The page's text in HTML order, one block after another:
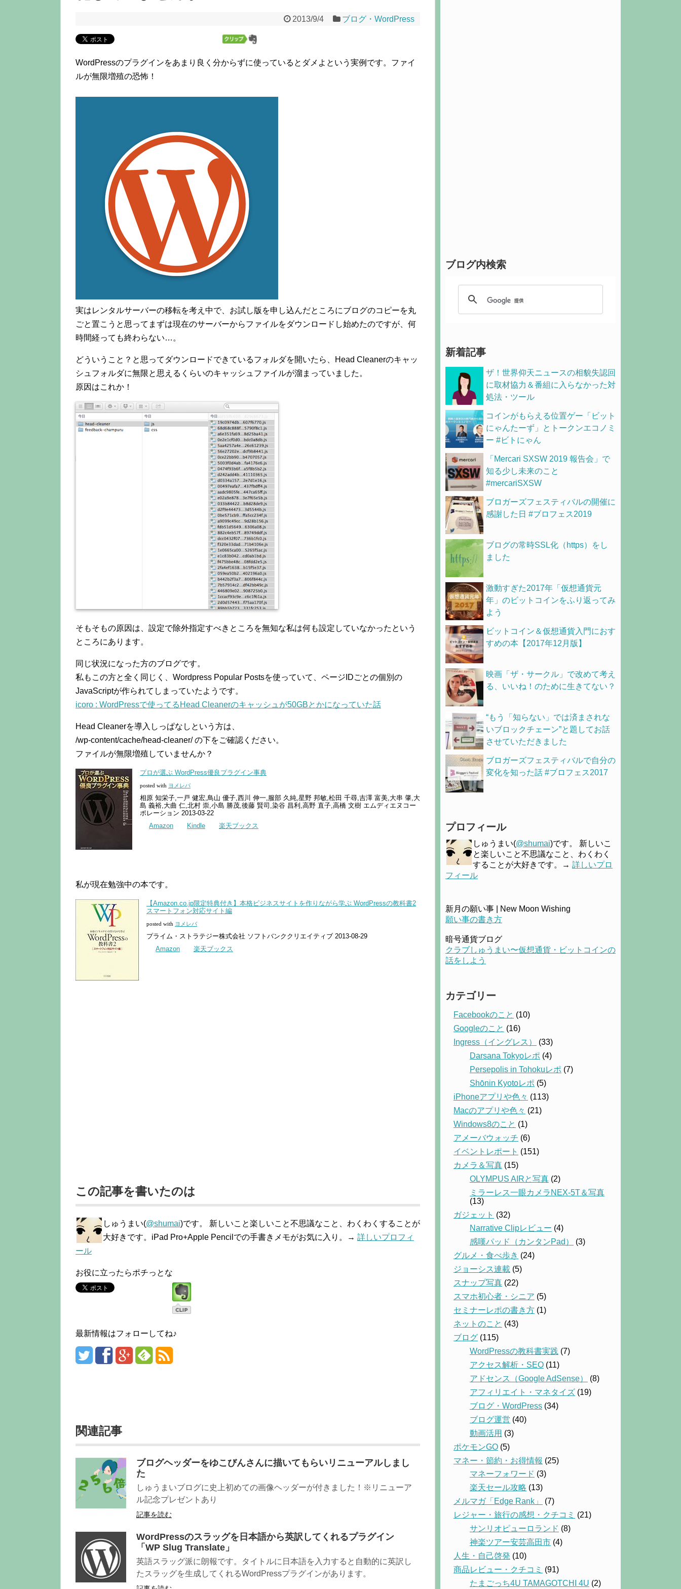
2013/9/4 ブログ・WordPress
WordPressのプラグインをあまり良く分からずに使っているとダメよという実例です。ファイ
ルが無限増殖の恐怖！
実はレンタルサーバーの移転を考え中で、お試し版を申し込んだところにブログのコピーを丸
ごと置こうと思ってまずは現在のサーバーからファイルをダウンロードし始めたのですが、何
時間経っても終わらない…。
どういうこと？と思ってダウンロードできているフォルダを開いたら、Head Cleanerのキャッ
シュフォルダに無限と思えるくらいのキャッシュファイルが溜まっていました。
原因はこれか！
そもそもの原因は、設定で除外指定すべきところを無知な私は何も設定していなかったという
ところにあります。
同じ状況になった方のブログです。
私もこの方と全く同じく、Wordpress Popular Postsを使っていて、ページIDごとの個別の
JavaScriptが作られてしまっていたようです。
icoro : WordPressで使ってるHead Cleanerのキャッシュが50GBとかになっていた話
Head Cleanerを導入しっぱなしという方は、
/wp-content/cache/head-cleaner/ の下をご確認ください。
ファイルが無限増殖していませんか？
プロが選ぶ WordPress優良プラグイン事典
posted with ヨメレバ
相原 知栄子,一戸 健宏,鳥山 優子,西川 伸一,服部 久純,星野 邦敏,松田 千尋,吉澤 富美,大串 肇,大
島 義裕,大曲 仁,北村 崇,小島 勝茂,後藤 賢司,染谷 昌利,高野 直子,高橋 文樹 エムディエヌコー
ポレーション 2013-03-22
Amazon
Kindle 楽天ブックス
私が現在勉強中の本です。
【Amazon.co.jp限定特典付き】本格ビジネスサイトを作りながら学ぶ WordPressの教科書2
スマートフォン対応サイト編
posted with ヨメレバ
プライム・ストラテジー株式会社 ソフトバンククリエイティブ 2013-08-29
Amazon
楽天ブックス
この記事を書いたのは
しゅうまい(@shumai)です。 新しいこと楽しいこと不思議なこと、わくわくすることが
大好きです。iPad Pro+Apple Pencilでの手書きメモがお気に入り。→ 詳しいプロフィ
ール
お役に立ったらポチっとな
最新情報はフォローしてね♪
関連記事
ブログヘッダーをゆこびんさんに描いてもらいリニューアルしまし
た
しゅうまいブログに史上初めての画像ヘッダーが付きました！※リニューア
ル記念プレゼントあり
記事を読む
WordPressのスラッグを日本語から英訳してくれるプラグイン
「WP Slug Translate」
英語スラッグ派に朗報です。タイトルに日本語を入力すると自動的に英訳し
たスラッグを生成してくれるWordPressプラグインがあります。
ブログ内検索
新着記事
ザ！世界仰天ニュースの相貌失認回
に取材協力＆番組に入らなかった対
処法・ツール
コインがもらえる位置ゲー「ビット
にゃんたーず」とトークンエコノミ
ー #ビトにゃん
「Mercari SXSW 2019 報告会」で
知る少し未来のこと
#mercariSXSW
ブロガーズフェスティバルの開催に
感謝した日 #ブロフェス2019
ブログの常時SSL化（https）をし
ました
激動すぎた2017年「仮想通貨元
年」のビットコインをふり返ってみ
よう
ビットコイン＆仮想通貨入門におす
すめの本【2017年12月版】
映画「ザ・サークル」で改めて考え
る、いいね！のために生きてない？
“もう「知らない」では済まされな
いブロックチェーン”と題してお話
させていただきました
ブロガーズフェスティバルで自分の
変化を知った話 #ブロフェス2017
プロフィール
しゅうまい(@shumai)です。 新しいこ
と楽しいこと不思議なこと、わくわく
することが大好きです。→ 詳しいプロ
フィール
新月の願い事 | New Moon Wishing
願い事の書き方
暗号通貨ブログ
クラブしゅうまい〜仮想通貨・ビットコインの
話をしよう
カテゴリー
Facebookのこと (10)
Googleのこと (16)
Ingress（イングレス）
(33)
Darsana Tokyoレポ (4)
Persepolis in Tohokuレポ (7)
Shōnin Kyotoレポ (5)
iPhoneアプリや色々 (113)
Macのアプリや色々 (21)
Windows8のこと (1)
アメーバウォッチ (6)
イベントレポート (151)
カメラ＆写真 (15)
OLYMPUS AIRと写真 (2)
ミラーレス一眼カメラNEX-5T＆写真
(13)
ガジェット (32)
Narrative Clipレビュー (4)
感嘆パッド（カンタンPad）
(3)
グルメ・食べ歩き (24)
ジョーシス連載 (5)
スナップ写真 (22)
スマホ初心者・シニア (5)
セミナーレポの書き方 (1)
ネットのこと (43)
ブログ (115)
WordPressの教科書実践 (7)
アクセス解析・SEO (11)
アドセンス（Google AdSense）
(8)
アフィリエイト・マネタイズ (19)
ブログ・WordPress (34)
ブログ運営 (40)
動画活用 (3)
ポケモンGO (5)
マネー・節約・お得情報 (25)
マネーフォワード (3)
楽天セール攻略 (13)
メルマガ「Edge Rank」
(7)
レジャー・旅行の感想・クチコミ (21)
サンリオピューロランド (8)
神楽ツアー安芸高田市 (4)
人生・自己啓発 (10)
商品レビュー・クチコミ (91)
たまごっち4U TAMAGOTCHI 4U (2)